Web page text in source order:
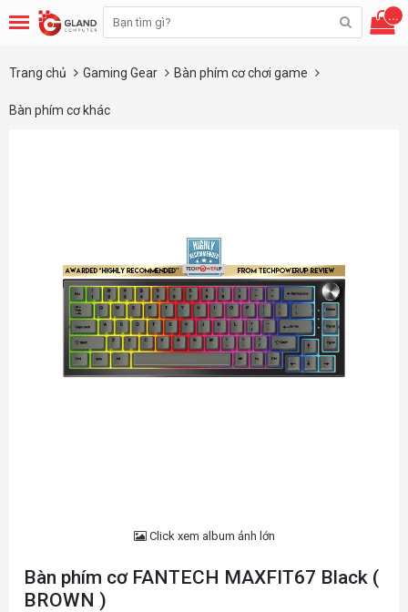
...
Trang chủ Gaming Gear Bàn phím cơ chơi game
Bàn phím cơ khác
Click xem album ảnh lớn
Bàn phím cơ FANTECH MAXFIT67 Black (
BROWN )